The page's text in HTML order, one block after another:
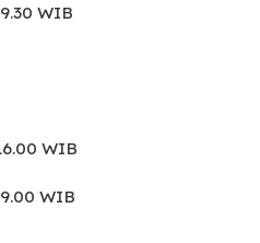
WIB
WIB
WIB